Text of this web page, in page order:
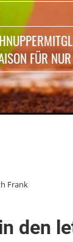
FÜR
Frank
den